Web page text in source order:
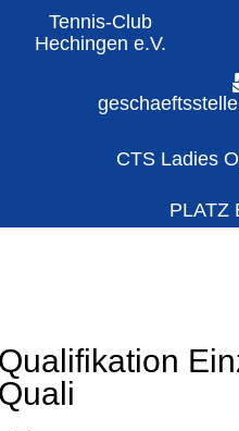
Tennis-Club
Hechingen e.V.
CTS Ladies
PLATZ